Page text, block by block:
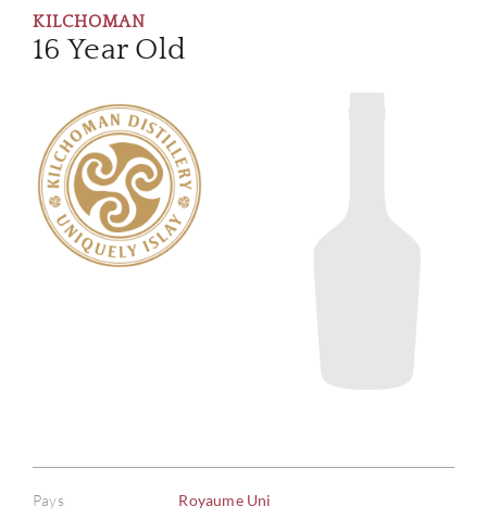
KILCHOMAN
16 Year Old
Pays Royaume Uni